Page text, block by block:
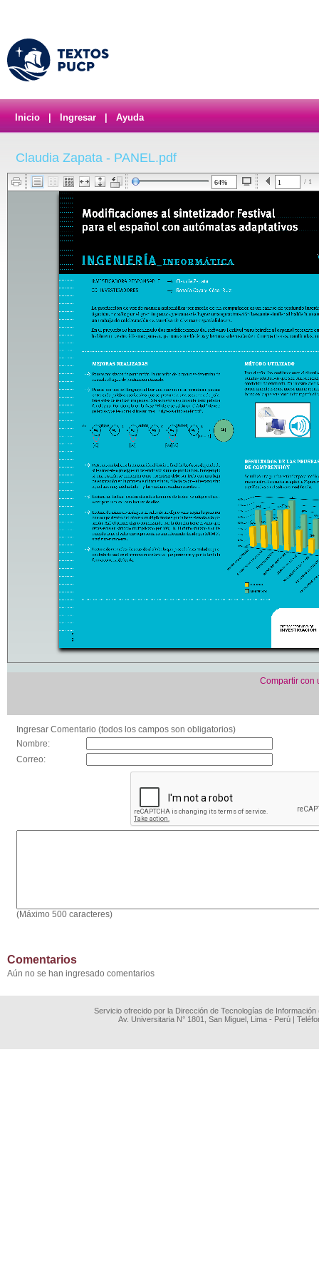
Inicio Ingresar Ayuda
Claudia Zapata - PANEL.pdf
/ 1
Compartir con
Ingresar Comentario (todos los campos son obligatorios)
Nombre:
Correo:
(Máximo 500 caracteres)
Comentarios
Aún no se han ingresado comentarios
Servicio ofrecido por la Dirección de Tecnologías de
Av. Universitaria N° 1801, San Miguel, Lima - Perú |